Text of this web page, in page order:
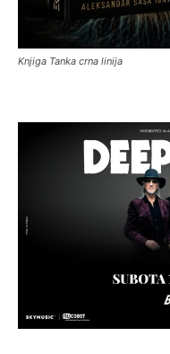
Knjiga Tanka crna linija